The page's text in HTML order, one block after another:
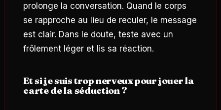
prolonge la conversation. Quand le corps
se rapproche au lieu de reculer, le message
est clair. Dans le doute, teste avec un
frôlement léger et lis sa réaction.
Et si je suis trop nerveux pour jouer la
carte de la séduction ?